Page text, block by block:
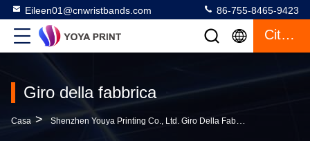
Eileen01@cnwristbands.com 86-755-8465-9423
Citazione
Giro della fabbrica
Casa > Shenzhen Youya Printing Co., Ltd. Giro Della Fabbrica